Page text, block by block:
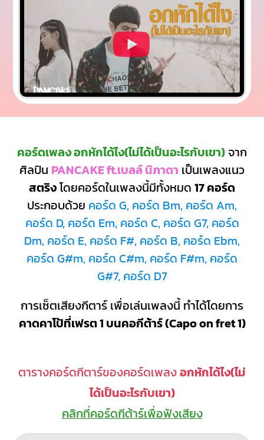
คอร์ดเพลง อกหักได้ไง(ไม่ได้เป็นอะไรกับเขา) จาก
ศิลปิน PANCAKE ft.เบลล์ นิภาดา เป็นเพลงแนว
สตริงโดยคอร์ดในเพลงนี้มีทั้งหมด 17 คอร์ด
ประกอบด้วย คอร์ด G, คอร์ด Bm, คอร์ด Am,
คอร์ด D, คอร์ด Em, คอร์ด C, คอร์ด G7, คอร์ด
Dm, คอร์ด E, คอร์ด F#, คอร์ด B, คอร์ด Ebm,
คอร์ด G#m, คอร์ด C#m, คอร์ด F#m, คอร์ด
G#7, คอร์ด D7
การเซ็ตเสียงกีตาร์ เพื่อเล่นเพลงนี้ ทำได้โดยการ
คาดคาโป้ที่เฟรต 1 บนคอกีต้าร์ (Capo on fret 1)
ตารางคอร์ดกีตาร์ของคอร์ดเพลงอกหักได้ไง(ไม่
ได้เป็นอะไรกับเขา)
คลิกที่คอร์ดกีต้าร์เพื่อฟังเสียง